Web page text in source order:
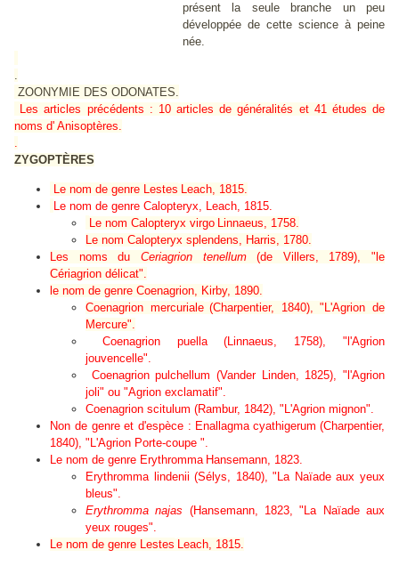
présent la seule branche un peu
développée de cette science à peine
née.
.
ZOONYMIE DES ODONATES.
Les articles précédents : 10 articles de généralités et 41 études de
noms d' Anisoptères.
.
ZYGOPTÈRES
Le nom de genre Lestes Leach, 1815.
Le nom de genre Calopteryx, Leach, 1815.
Le nom Calopteryx virgo Linnaeus, 1758.
Le nom Calopteryx splendens, Harris, 1780.
Les noms du Ceriagrion tenellum(de Villers, 1789), "le
Cériagrion délicat".
le nom de genre Coenagrion, Kirby, 1890.
Coenagrion mercuriale (Charpentier, 1840), "L'Agrion de
Mercure".
Coenagrion puella
(Linnaeus, 1758), "l'Agrion
jouvencelle".
Coenagrion pulchellum(Vander Linden, 1825), "l'Agrion
joli" ou "Agrion exclamatif".
Coenagrion scitulum (Rambur, 1842), "L'Agrion mignon".
Non de genre et d'espèce : Enallagma cyathigerum (Charpentier,
1840), "L'Agrion Porte-coupe ".
Le nom de genre Erythromma Hansemann, 1823.
Erythromma lindenii (Sélys, 1840), "La Naïade aux yeux
bleus".
Erythromma najas (Hansemann, 1823, "La Naïade aux
yeux rouges".
Le nom de genre Lestes Leach, 1815.